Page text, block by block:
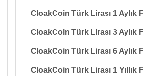
CloakCoin Türk Lirası 1 Aylık
CloakCoin Türk Lirası 3 Aylık
CloakCoin Türk Lirası 6 Aylık
CloakCoin Türk Lirası 1 Yıllık